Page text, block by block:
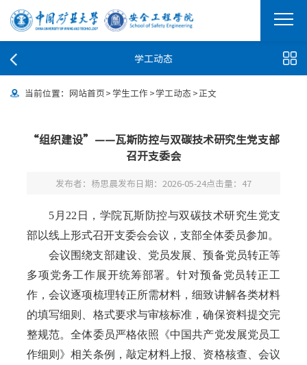
学工动态
当前位置： 网站首页>学生工作 >学工动态 >正文
“组织建设”——瓦斯防控与双碳技术研究生党支部
召开支委会
发布者：杨思晨发布日期：2026-05-24点击量： 47
5 月 22 日，学院瓦斯防控与双碳技术研究生党支
部以线上形式召开支委会会议 ， 支部全体委员参加。
会议围绕支部建设、党员发展、预备党员转正等
多项党务工作展开统筹部署。针对预备党员转正工
作，会议逐项梳理转正所需材料，细致讲解各类材料
的填写细则、格式要求与审核标准，确保资料提交完
整规范。全体委员严格依照《中国共产党发展党员工
作细则》相关条例，敲定材料上报、资格核查、会议